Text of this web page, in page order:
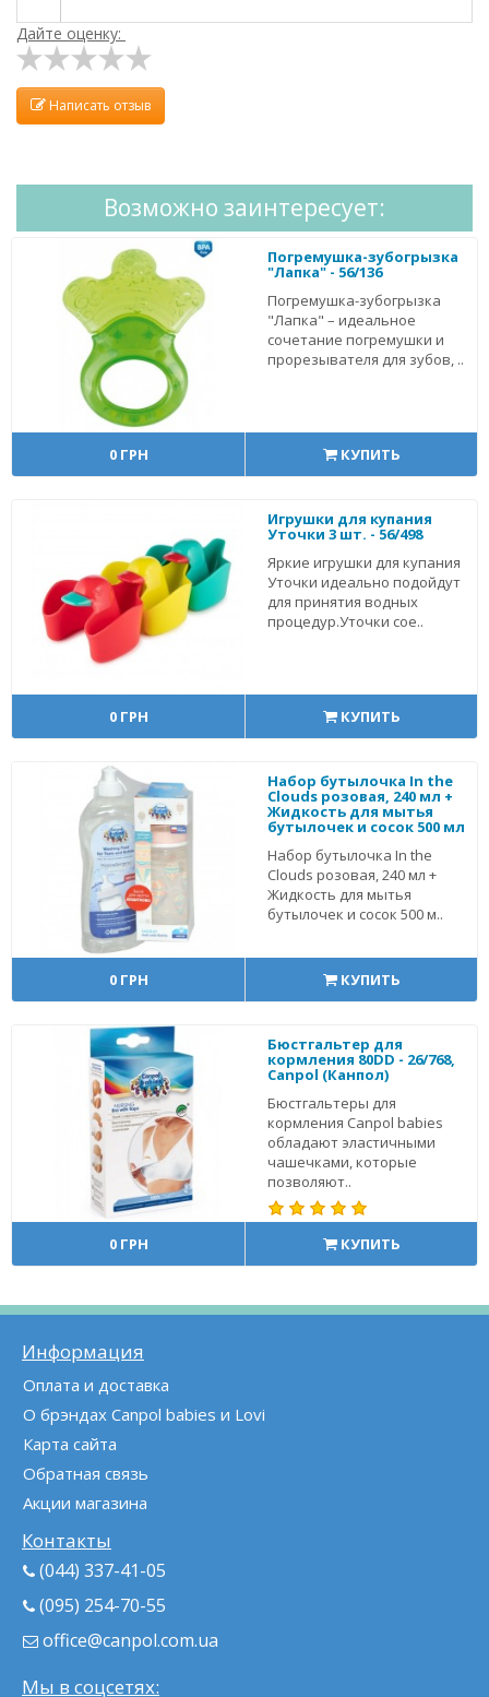
Дайте оценку:
Написать отзыв
Возможно заинтересует:
Погремушка-зубогрызка
"Лапка" - 56/136
Погремушка-зубогрызка
"Лапка" – идеальное
сочетание погремушки и
прорезывателя для зубов, ..
0 ГРН КУПИТЬ
Игрушки для купания
Уточки 3 шт. - 56/498
Яркие игрушки для купания
Уточки идеально подойдут
для принятия водных
процедур.Уточки сое..
0 ГРН КУПИТЬ
Набор бутылочка In the
Clouds розовая, 240 мл +
Жидкость для мытья
бутылочек и сосок 500 мл
Набор бутылочка In the
Clouds розовая, 240 мл +
Жидкость для мытья
бутылочек и сосок 500 м..
0 ГРН КУПИТЬ
Бюстгальтер для
кормления 80DD - 26/768,
Canpol (Канпол)
Бюстгальтеры для
кормления Canpol babies
обладают эластичными
чашечками, которые
позволяют..
0 ГРН КУПИТЬ
Информация
Оплата и доставка
О брэндах Canpol babies и Lovi
Карта сайта
Обратная связь
Акции магазина
Контакты
(044) 337-41-05
(095) 254-70-55
office@canpol.com.ua
Мы в соцсетях: